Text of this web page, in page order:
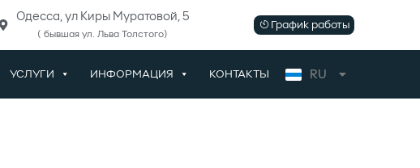
Одеcса, ул Киры Муратовой, 5
( бывшая ул. Льва Толстого)
График работы
УСЛУГИ ИНФОРМАЦИЯ КОНТАКТЫ RU
UK